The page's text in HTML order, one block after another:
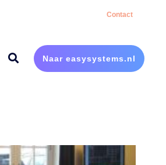
Contact
Naar easysystems.nl